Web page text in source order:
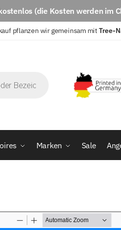
(die Kosten werden im
pflanzen wir gemeinsam mitTree-
Marken Sale